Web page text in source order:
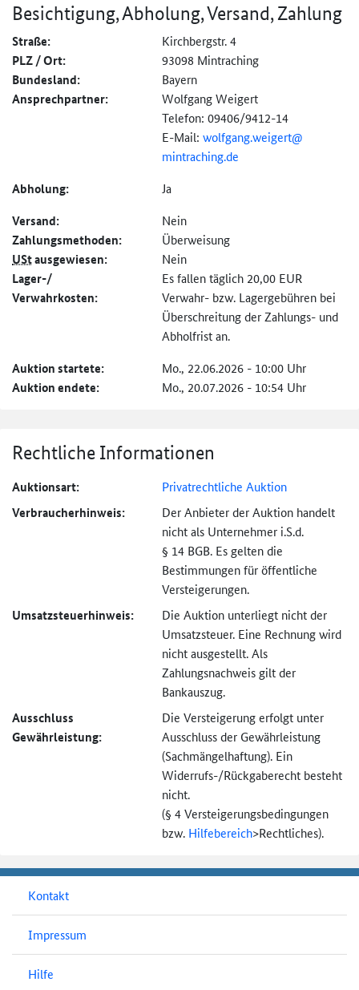
Besichtigung, Abholung, Versand, Zahlung
Straße: Kirchbergstr. 4
PLZ / Ort: 93098 Mintraching
Bundesland: Bayern
Ansprechpartner:
Wolfgang Weigert
Telefon: 09406/9412-14
E-Mail: wolfgang.weigert@
mintraching.de
Abholung: Ja
Versand: Nein
Zahlungs­methoden: Überweisung
UStausgewiesen: Nein
Lager-/
Verwahrkosten:
Es fallen täglich 20,00 EUR
Verwahr- bzw. Lagergebühren bei
Überschreitung der Zahlungs- und
Abholfrist an.
Auktion startete: Mo., 22.06.2026 - 10:00 Uhr
Auktion endete: Mo., 20.07.2026 - 10:54 Uhr
Rechtliche Informationen
Auktionsart: Privatrechtliche Auktion
Verbraucher­hinweis:
Der Anbieter der Auktion handelt
nicht als Unternehmer i.S.d.
§ 14 BGB. Es gelten die
Bestimmungen für öffentliche
Versteigerungen.
Umsatzsteuer­hinweis:
Die Auktion unterliegt nicht der
Umsatzsteuer. Eine Rechnung wird
nicht ausgestellt. Als
Zahlungsnachweis gilt der
Bankauszug.
Ausschluss
Gewährleistung:
Die Versteigerung erfolgt unter
Ausschluss der Gewährleistung
(Sachmängel­haftung). Ein
Widerrufs-/Rückgaberecht besteht
nicht.
(§ 4 Versteigerungs­bedingungen
bzw. Hilfebereich>Rechtliches).
Kontakt
Impressum
Hilfe